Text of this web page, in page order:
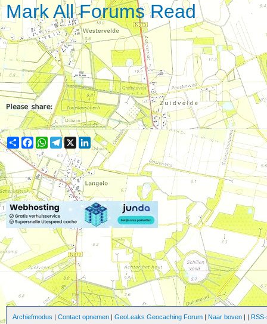
Mark All Forums Read
ShareFacebookWhatsApp
Telegram
X LinkedIn
Archiefmodus Contact opnemen GeoLeaks Geocaching Forum Naar boven